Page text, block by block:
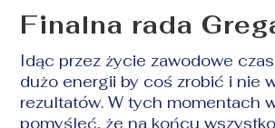
Finalna rada
Idąc przez życie zawodowe
dużo energii by coś zrobić i nie
rezultatów. W tych momentach
pomyśleć, że na końcu